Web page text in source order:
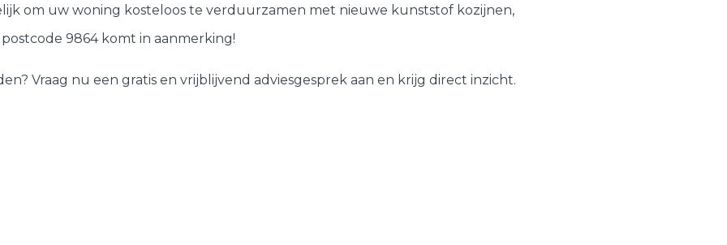
om uw woning kosteloos te verduurzamen met nieuwe kunststof kozijnen,
9864 komt in aanmerking!
Vraag nu een gratis en vrijblijvend adviesgesprek aan en krijg direct inzicht.
Samenstellen Samenstellen